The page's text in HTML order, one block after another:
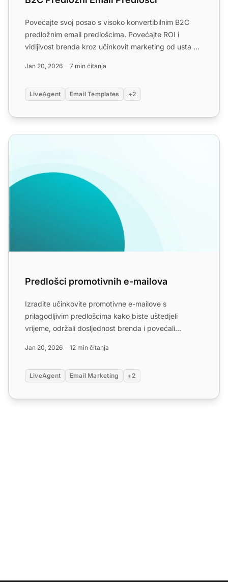
Povećajte svoj posao s visoko konvertibilnim B2C
predložnim email predlošcima. Povećajte ROI i
vidljivost brenda kroz učinkovit marketing od usta do
Jan 20, 2026 7 min čitanja
LiveAgent Email Templates +2
Predlošci promotivnih e-mailova
Predlošci promotivnih e-mailova
Izradite učinkovite promotivne e-mailove s
prilagodljivim predlošcima kako biste uštedjeli
vrijeme, održali dosljednost brenda i povećali
Jan 20, 2026 12 min čitanja
LiveAgent Email Marketing +2